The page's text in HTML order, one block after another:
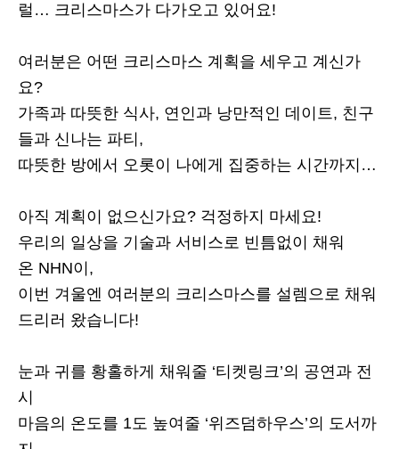
럴… 크리스마스가 다가오고 있어요!
여러분은 어떤 크리스마스 계획을 세우고 계신가
요?
가족과 따뜻한 식사, 연인과 낭만적인 데이트, 친구
들과 신나는 파티,
따뜻한 방에서 오롯이 나에게 집중하는 시간까지…
아직 계획이 없으신가요? 걱정하지 마세요!
우리의 일상을 기술과 서비스로 빈틈없이 채워
온 NHN이,
이번 겨울엔 여러분의 크리스마스를 설렘으로 채워
드리러 왔습니다!
눈과 귀를 황홀하게 채워줄 ‘티켓링크’의 공연과 전
시
마음의 온도를 1도 높여줄 ‘위즈덤하우스’의 도서까